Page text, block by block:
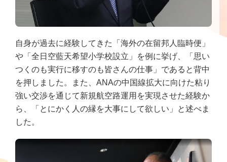
自身が過去に経験してきた「海外の在留邦人臨時便」
や「全日空藍天希望小学校設立」を例に挙げ、「思い
つくのも実行に移すのも皆さんの仕事」であると背中
を押しました。また、ANAの中国線拡大に向けた粘り
強い交渉を通じて新規航空路運用を実現させた経験か
ら、「とにかく人の縁を大事にして欲しい」と述べま
した。